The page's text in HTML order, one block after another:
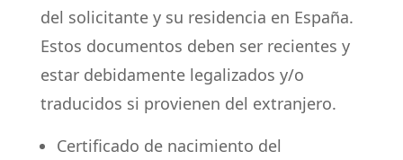
del solicitante y su residencia en España.
Estos documentos deben ser recientes y
estar debidamente legalizados y/o
traducidos si provienen del extranjero.
Certificado de nacimiento del